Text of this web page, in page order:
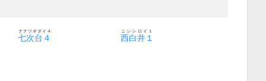
七次台４
ナナツギダイ４
西白井１
ニシシロイ１